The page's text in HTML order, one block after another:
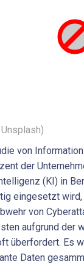
von
der
(KI) in
eingesetzt
von
aufgrund der
überfordert. Es
Daten